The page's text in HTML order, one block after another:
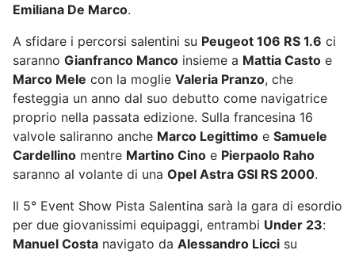
Emiliana De Marco.
A sfidare i percorsi salentini su Peugeot 106 RS 1.6 ci
saranno Gianfranco Manco insieme a Mattia Casto e
Marco Mele con la moglie Valeria Pranzo, che
festeggia un anno dal suo debutto come navigatrice
proprio nella passata edizione. Sulla francesina 16
valvole saliranno anche Marco Legittimo e Samuele
Cardellino mentre Martino Cino e Pierpaolo Raho
saranno al volante di una Opel Astra GSI RS 2000.
Il 5° Event Show Pista Salentina sarà la gara di esordio
per due giovanissimi equipaggi, entrambi Under 23:
Manuel Costa navigato da Alessandro Licci su